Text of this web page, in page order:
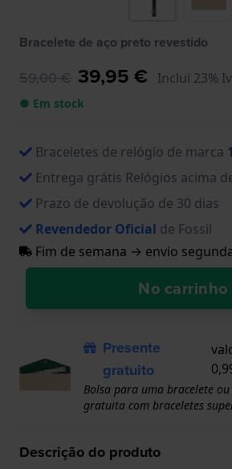
Bracelete de aço preto revestido
59,00 € 39,95 € Inclui 23%
● Em stock
Braceletes de relógio de marca
Entrega grátis Relógios acima
Prazo de devolução de 30 dias
Revendedor Oficial de Fossil
Fim de semana → envio
No carrinho
Presente
gratuito
Bolsa para uma bracelete
gratuita com braceletes
Descrição do produto